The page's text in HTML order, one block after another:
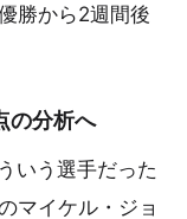
勝から2週間後
の分析へ
いう選手だった
マイケル・ジョ